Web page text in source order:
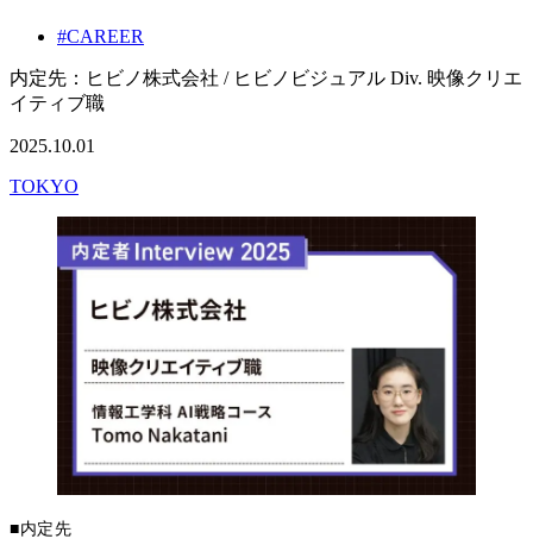
#CAREER
内定先：ヒビノ株式会社 / ヒビノビジュアル Div. 映像クリエ
イティブ職
2025.10.01
TOKYO
■内定先